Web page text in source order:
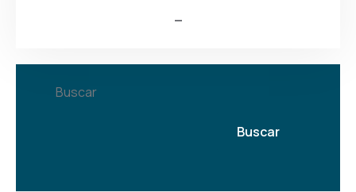
Buscar
Buscar